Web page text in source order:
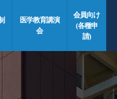
医学教育講演
会
会員向け
(各種申
請)